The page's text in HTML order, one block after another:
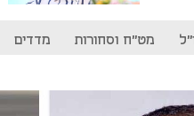
מט"ח וסחורות מדדים